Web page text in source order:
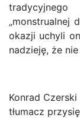
„monstrualnej
okazji uchyli
nadzieję, że
Konrad
tłumacz